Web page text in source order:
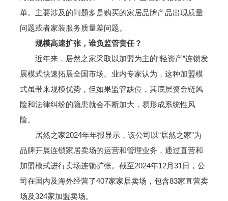
单。主要涉及的问题多是购买的家居品牌产品出现质量
问题或者家装服务质量差问题。
规模高速扩张，谁负监管责任？
近年来，居然之家采取以加盟为主的“轻资产”连锁发
展模式快速拓展全国市场。业内专家认为，这种加盟模
式虽带来规模优势，但如果监管缺位，其底层资金链风
险和法律纠纷的隐患就会不断加大，易形成系统性风
险。
居然之家2024年年报显示，该公司以“居然之家”为
品牌开展连锁家居卖场的运营和管理业务，通过直营和
加盟模式进行卖场连锁扩张。截至2024年12月31日，公
司在国内及海外经营了407家家居卖场，包含83家直营卖
场及324家加盟卖场。